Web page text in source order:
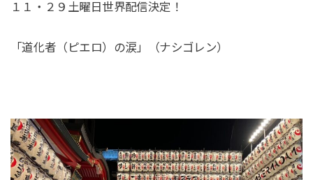
１１・２９土曜日世界配信決定！
「道化者（ピエロ）の涙」（ナシゴレン）